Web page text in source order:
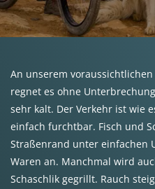
An unserem
regnet es ohne
sehr kalt. Der Verkehr ist wie
einfach furchtbar. Fisch und
Straßenrand unter einfachen
Waren an. Manchmal wird
Schaschlik gegrillt. Rauch